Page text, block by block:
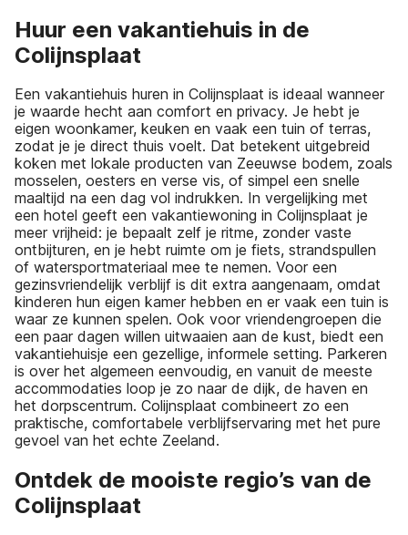
Huur een vakantiehuis in de
Colijnsplaat
Een vakantiehuis huren in Colijnsplaat is ideaal wanneer
je waarde hecht aan comfort en privacy. Je hebt je
eigen woonkamer, keuken en vaak een tuin of terras,
zodat je je direct thuis voelt. Dat betekent uitgebreid
koken met lokale producten van Zeeuwse bodem, zoals
mosselen, oesters en verse vis, of simpel een snelle
maaltijd na een dag vol indrukken. In vergelijking met
een hotel geeft een vakantiewoning in Colijnsplaat je
meer vrijheid: je bepaalt zelf je ritme, zonder vaste
ontbijturen, en je hebt ruimte om je fiets, strandspullen
of watersportmateriaal mee te nemen. Voor een
gezinsvriendelijk verblijf is dit extra aangenaam, omdat
kinderen hun eigen kamer hebben en er vaak een tuin is
waar ze kunnen spelen. Ook voor vriendengroepen die
een paar dagen willen uitwaaien aan de kust, biedt een
vakantiehuisje een gezellige, informele setting. Parkeren
is over het algemeen eenvoudig, en vanuit de meeste
accommodaties loop je zo naar de dijk, de haven en
het dorpscentrum. Colijnsplaat combineert zo een
praktische, comfortabele verblijfservaring met het pure
gevoel van het echte Zeeland.
Ontdek de mooiste regio’s van de
Colijnsplaat